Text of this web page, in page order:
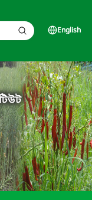
English